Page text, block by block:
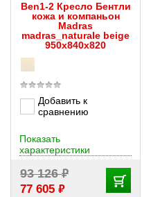
Ben1-2 Кресло Бентли
кожа и компаньон
Madras
madras_naturale beige
950х840х820
Добавить к
сравнению
93 126₽
77 605 ₽
Показать
характеристики